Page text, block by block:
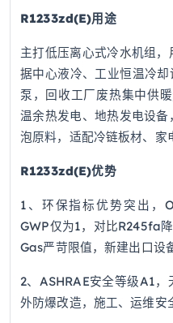
R1233zd(E)用途
主打低压离心式冷水机组
据中心液冷、工业恒温冷
泵，回收工厂废热集中供
温余热发电、地热发电设
泡原料，适配冷链板材、家
R1233zd(E)优势
1、环保指标优势突出，
GWP仅为1，对比R245fa
Gas严苛限值，新建出口设
2、ASHRAE安全等级A1
外防爆改造，施工、运维安